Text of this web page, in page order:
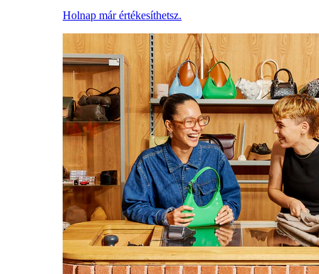
Holnap már értékesíthetsz.